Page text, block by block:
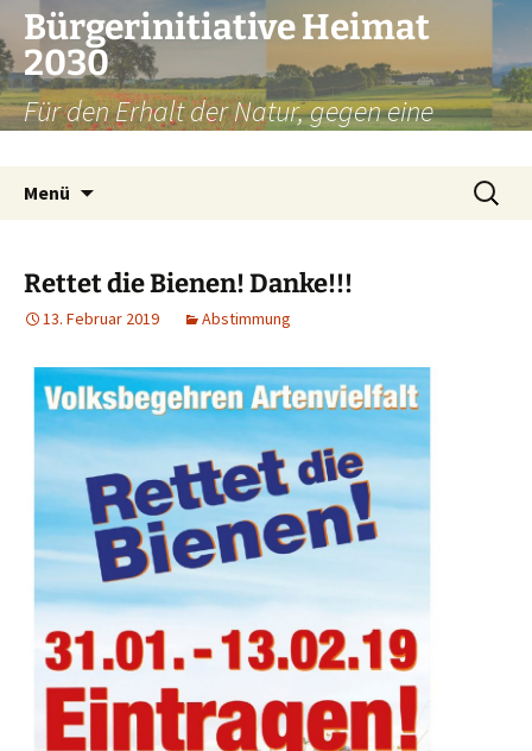
Zum
Inhalt
springen
Bürgerinitiative Heimat
2030
Für den Erhalt der Natur, gegen eine
Menü
Suchen
nach:
Rettet die Bienen! Danke!!!
13. Februar 2019 Abstimmung